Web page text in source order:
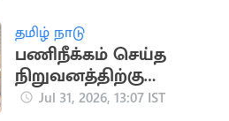
விளக்கம்
தமிழ் நாடு
பணிநீக்கம் செய்த
நிறுவனத்திற்கு
எதிராக வழக்கு.. ரூ.19
Jul 31, 2026, 13:07 IST